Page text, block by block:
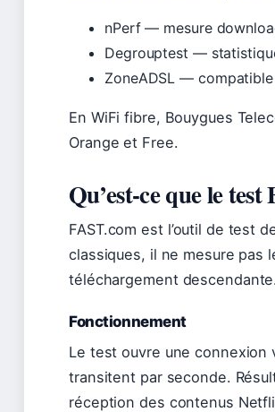
nPerf — mesure
Degrouptest —
ZoneADSL —
En WiFi fibre, Bouygues
Orange et Free.
Qu’est-ce que le test
FAST.com est l’outil de test
classiques, il ne mesure pas
téléchargement
Fonctionnement
Le test ouvre une
transitent par seconde.
réception des contenus